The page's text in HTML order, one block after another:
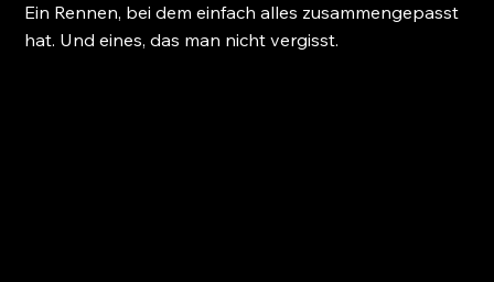
Ein Rennen, bei dem einfach alles zusammengepasst
hat. Und eines, das man nicht vergisst.